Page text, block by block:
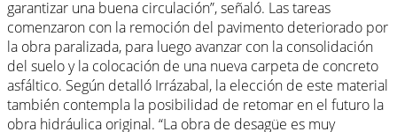
garantizar una buena circulación”, señaló. Las tareas
comenzaron con la remoción del pavimento deteriorado por
la obra paralizada, para luego avanzar con la consolidación
del suelo y la colocación de una nueva carpeta de concreto
asfáltico. Según detalló Irrázabal, la elección de este material
también contempla la posibilidad de retomar en el futuro la
obra hidráulica original. “La obra de desagüe es muy